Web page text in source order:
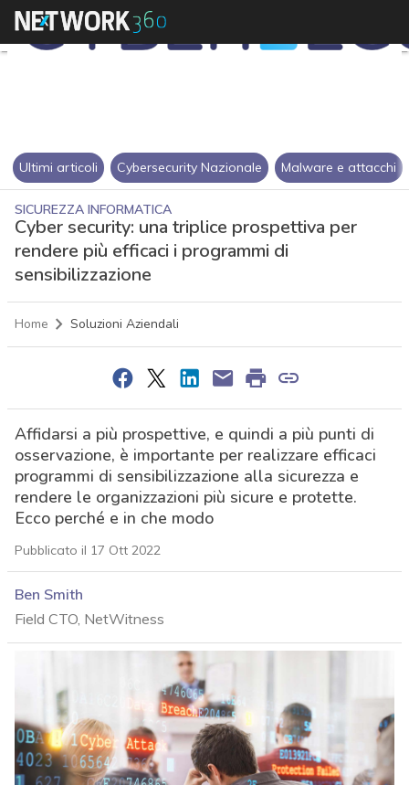
Ultimi articoli Cybersecurity Nazionale Malware e attacchi
SICUREZZA INFORMATICA
Cyber security: una triplice prospettiva per
rendere più efficaci i programmi di
sensibilizzazione
Home Soluzioni Aziendali
Affidarsi a più prospettive, e quindi a più punti di
osservazione, è importante per realizzare efficaci
programmi di sensibilizzazione alla sicurezza e
rendere le organizzazioni più sicure e protette.
Ecco perché e in che modo
Pubblicato il 17 Ott 2022
Ben Smith
Field CTO, NetWitness